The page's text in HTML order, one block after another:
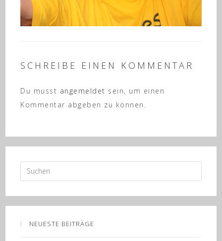
SCHREIBE EINEN KOMMENTAR
Du musst angemeldet sein, um einen
Kommentar abgeben zu können.
NEUESTE BEITRÄGE